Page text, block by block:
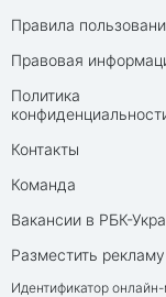
Правила
Правовая
Политика
Контакты
Команда
Вакансии в РБК-
Разместить рекламу
Идентификатор